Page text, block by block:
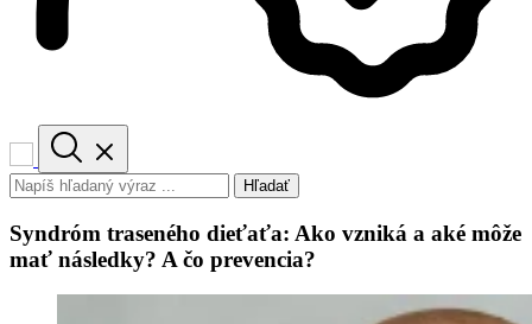
Hľadať
Syndróm traseného dieťaťa: Ako vzniká a aké môže
mať následky? A čo prevencia?